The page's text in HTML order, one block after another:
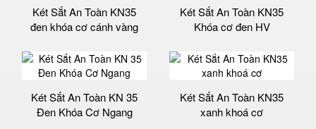
Két Sắt An Toàn KN35
đen khóa cơ cánh vàng
Két Sắt An Toàn KN35
Khóa cơ đen HV
Két Sắt An Toàn KN 35
Đen Khóa Cơ Ngang
Két Sắt An Toàn KN35
xanh khoá cơ